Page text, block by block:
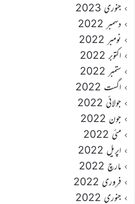
جنوری 2023
دسمبر 2022
نومبر 2022
اکتوبر 2022
ستمبر 2022
اگست 2022
جولائی 2022
جون 2022
مئی 2022
اپریل 2022
مارچ 2022
فروری 2022
جنوری 2022